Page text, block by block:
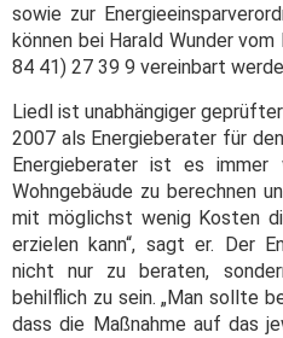
sowie zur
können bei Harald Wunder
84 41) 27 39 9 vereinbart
Liedl ist unabhängiger
2007 als Energieberater für
Energieberater ist es immer
Wohngebäude zu berechnen
mit möglichst wenig Kosten
erzielen kann“, sagt er. Der
nicht nur zu beraten,
behilflich zu sein. „Man sollte
dass die Maßnahme auf das